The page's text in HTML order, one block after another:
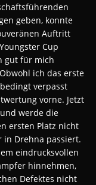
geben, konnte
Auftritt
Cup
gut für mich
ich das erste
verpasst
vorne. Jetzt
werde die
ersten Platz nicht
in Drehna passiert.
eindrucksvollen
hinnehmen,
Defektes nicht